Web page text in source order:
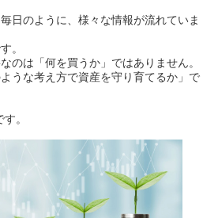
日のように、様々な情報が流れていま
。
のは「何を買うか」ではありません。
うな考え方で資産を守り育てるか」で
。